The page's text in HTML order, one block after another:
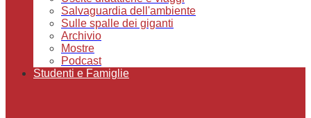
Salvaguardia dell'ambiente
Sulle spalle dei giganti
Archivio
Mostre
Podcast
Studenti e Famiglie